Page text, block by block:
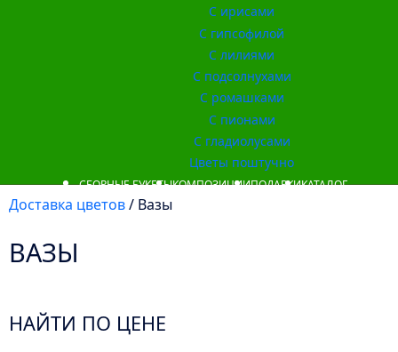
С ирисами
С гипсофилой
С лилиями
С подсолнухами
С ромашками
С пионами
С гладиолусами
Цветы поштучно
СБОРНЫЕ БУКЕТЫКОМПОЗИЦИИПОДАРКИКАТАЛОГ
Доставка цветов/ Вазы
ВАЗЫ
НАЙТИ ПО ЦЕНЕ